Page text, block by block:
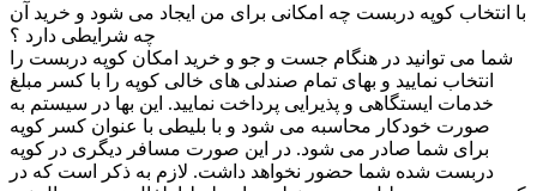
با انتخاب کوپه دربست چه امکانی برای من ایجاد می شود و خرید آن
چه شرایطی دارد ؟
شما می توانید در هنگام جست و جو و خرید امکان کوپه دربست را
انتخاب نمایید و بهای تمام صندلی های خالی کوپه را با کسر مبلغ
خدمات ایستگاهی و پذیرایی پرداخت نمایید. این بها در سیستم به
صورت خودکار محاسبه می شود و با بلیطی با عنوان کسر کوپه
برای شما صادر می شود. در این صورت مسافر دیگری در کوپه
دربست شده شما حضور نخواهد داشت. لازم به ذکر است که در